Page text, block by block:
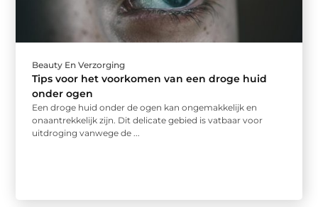
Beauty En Verzorging
Tips voor het voorkomen van een droge huid
onder ogen
Een droge huid onder de ogen kan ongemakkelijk en
onaantrekkelijk zijn. Dit delicate gebied is vatbaar voor
uitdroging vanwege de ...